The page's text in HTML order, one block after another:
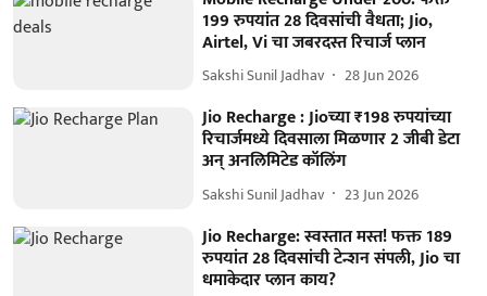
199 रुपयांत 28 दिवसांची वैधता; Jio,
Airtel, Vi चा जबरदस्त रिचार्ज प्लान
Sakshi Sunil Jadhav 28 Jun 2026
Jio Recharge : Jioच्या ₹198 रुपयांच्या
रिचार्जमध्ये दिवसाला मिळणार 2 जीबी डेटा
अन् अनलिमिटेड कॉलिंग
Sakshi Sunil Jadhav 23 Jun 2026
Jio Recharge: स्वस्तात मस्त! फक्त 189
रुपयांत 28 दिवसांची टेन्शन संपली, Jio चा
धमाकेदार प्लान काय?